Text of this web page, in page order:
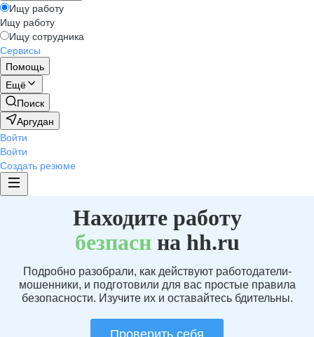
Ищу работу
Ищу работу
Ищу сотрудника
Сервисы
Помощь
Ещё
Поиск
Аргудан
Войти
Войти
Создать резюме
Находите работу
безпаснна hh.ru
Подробно разобрали, как действуют работодатели-
мошенники, и подготовили для вас простые правила
безопасности. Изучите их и оставайтесь бдительны.
Проверить себя